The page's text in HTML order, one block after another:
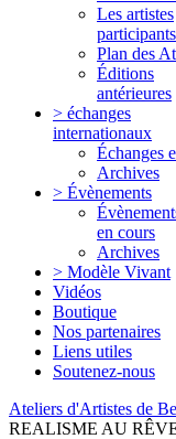
Les artistes
participants
Plan des
Éditions
antérieures
> échanges
internationaux
Échanges
Archives
> Évènements
en cours
Archives
> Modèle Vivant
Vidéos
Boutique
Nos partenaires
Liens utiles
Soutenez-nous
Ateliers d'Artistes de
REALISME AU